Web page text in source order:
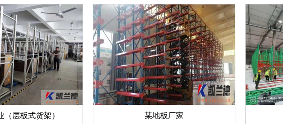
层板式货架） 某地板厂家